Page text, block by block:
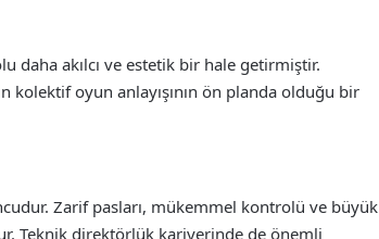
daha akılcı ve estetik bir hale getirmiştir.
kolektif oyun anlayışının ön planda olduğu bir
Zarif pasları, mükemmel kontrolü ve büyük
Teknik direktörlük kariyerinde de önemli